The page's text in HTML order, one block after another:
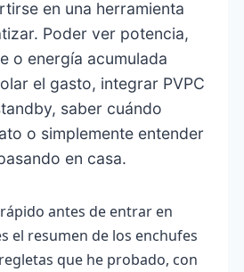
en una herramienta
Poder ver potencia,
o energía acumulada
el gasto, integrar PVPC
saber cuándo
o simplemente entender
en casa.
antes de entrar en
el resumen de los enchufes
que he probado, con